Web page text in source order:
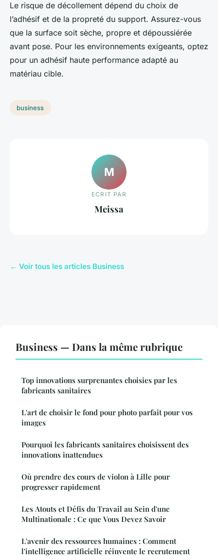
Le risque de décollement dépend du choix de
l’adhésif et de la propreté du support. Assurez-vous
que la surface soit sèche, propre et dépoussiérée
avant pose. Pour les environnements exigeants, optez
pour un adhésif haute performance adapté au
matériau cible.
business
M
ECRIT PAR
Meissa
← Voir tous les articles Business
Business — Dans la même rubrique
Top innovations surprenantes choisies par les
fabricants sanitaires
L'art de choisir le fond pour photo parfait pour vos
images
Pourquoi les fabricants sanitaires choisissent des
innovations inattendues
Où prendre des cours de violon à Lille pour
progresser rapidement
Les Atouts et Défis du Travail au Sein d'une
Multinationale : Ce que Vous Devez Savoir
L'avenir des ressources humaines : Comment
l'intelligence artificielle réinvente le recrutement